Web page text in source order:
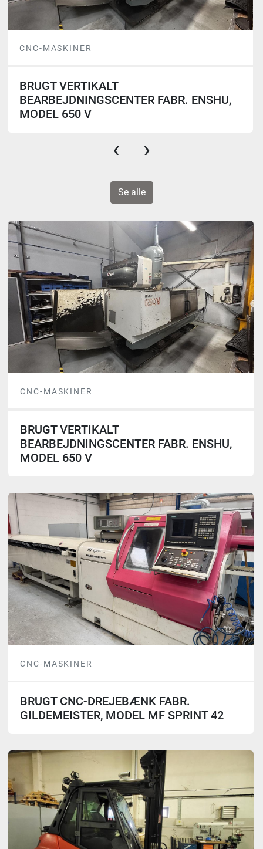
CNC-MASKINER
BRUGT VERTIKALT
BEARBEJDNINGSCENTER FABR. ENSHU,
MODEL 650 V
‹ ›
Se alle
CNC-MASKINER
BRUGT VERTIKALT
BEARBEJDNINGSCENTER FABR. ENSHU,
MODEL 650 V
CNC-MASKINER
BRUGT CNC-DREJEBÆNK FABR.
GILDEMEISTER, MODEL MF SPRINT 42